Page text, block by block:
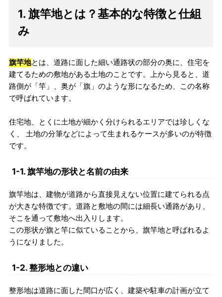
1. 旗竿地とは？基本的な特徴と仕組
み
旗竿地とは、道路に面した細い通路状の部分の奥に、住宅を
建てるための敷地がある土地のことです。上から見ると、道
路側が「竿」、奥が「旗」のような形になるため、この名称
で呼ばれています。
住宅地、とくに土地が細かく分けられるエリアでは珍しくな
く、 土地の分筆などによって生まれるケースが多いのが特徴
です。
1-1. 旗竿地の形状と名前の由来
旗竿地は、建物が道路から直接見えない位置に建てられる点
が大きな特徴です。道路と敷地の間には細長い通路があり、
そこを通って敷地へ出入りします。
この形状が旗と竿に似ていることから、旗竿地と呼ばれるよ
うになりました。
1-2. 整形地との違い
整形地は道路に面した間口が広く、建築や駐車の計画が立て